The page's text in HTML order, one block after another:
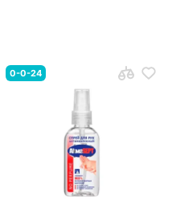
0-0-24